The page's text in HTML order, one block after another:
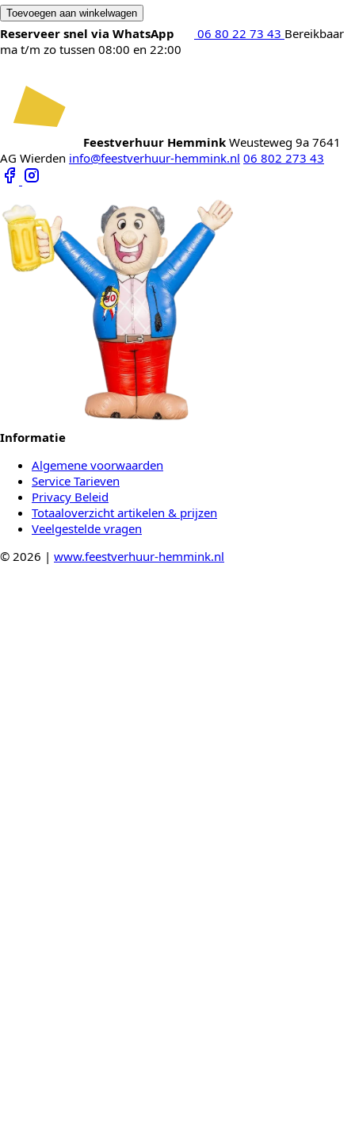
Toevoegen aan winkelwagen
Reserveer snel via WhatsApp 06 80 22 73 43 Bereikbaar
ma t/m zo tussen 08:00 en 22:00
Feestverhuur Hemmink Weusteweg 9a 7641
AG Wierden info@feestverhuur-hemmink.nl 06 802 273 43
Informatie
Algemene voorwaarden
Service Tarieven
Privacy Beleid
Totaaloverzicht artikelen & prijzen
Veelgestelde vragen
© 2026 | www.feestverhuur-hemmink.nl